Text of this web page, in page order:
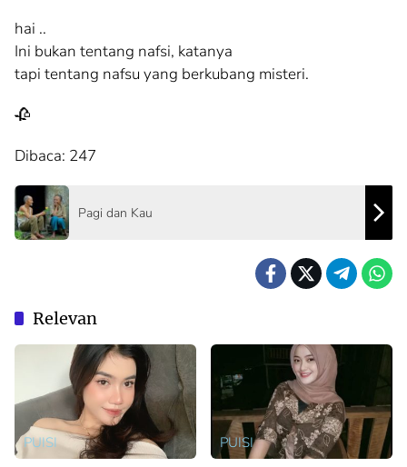
hai ..
Ini bukan tentang nafsi, katanya
tapi tentang nafsu yang berkubang misteri.
🥀
Dibaca: 247
Pagi dan Kau
Relevan
PUISI PUISI